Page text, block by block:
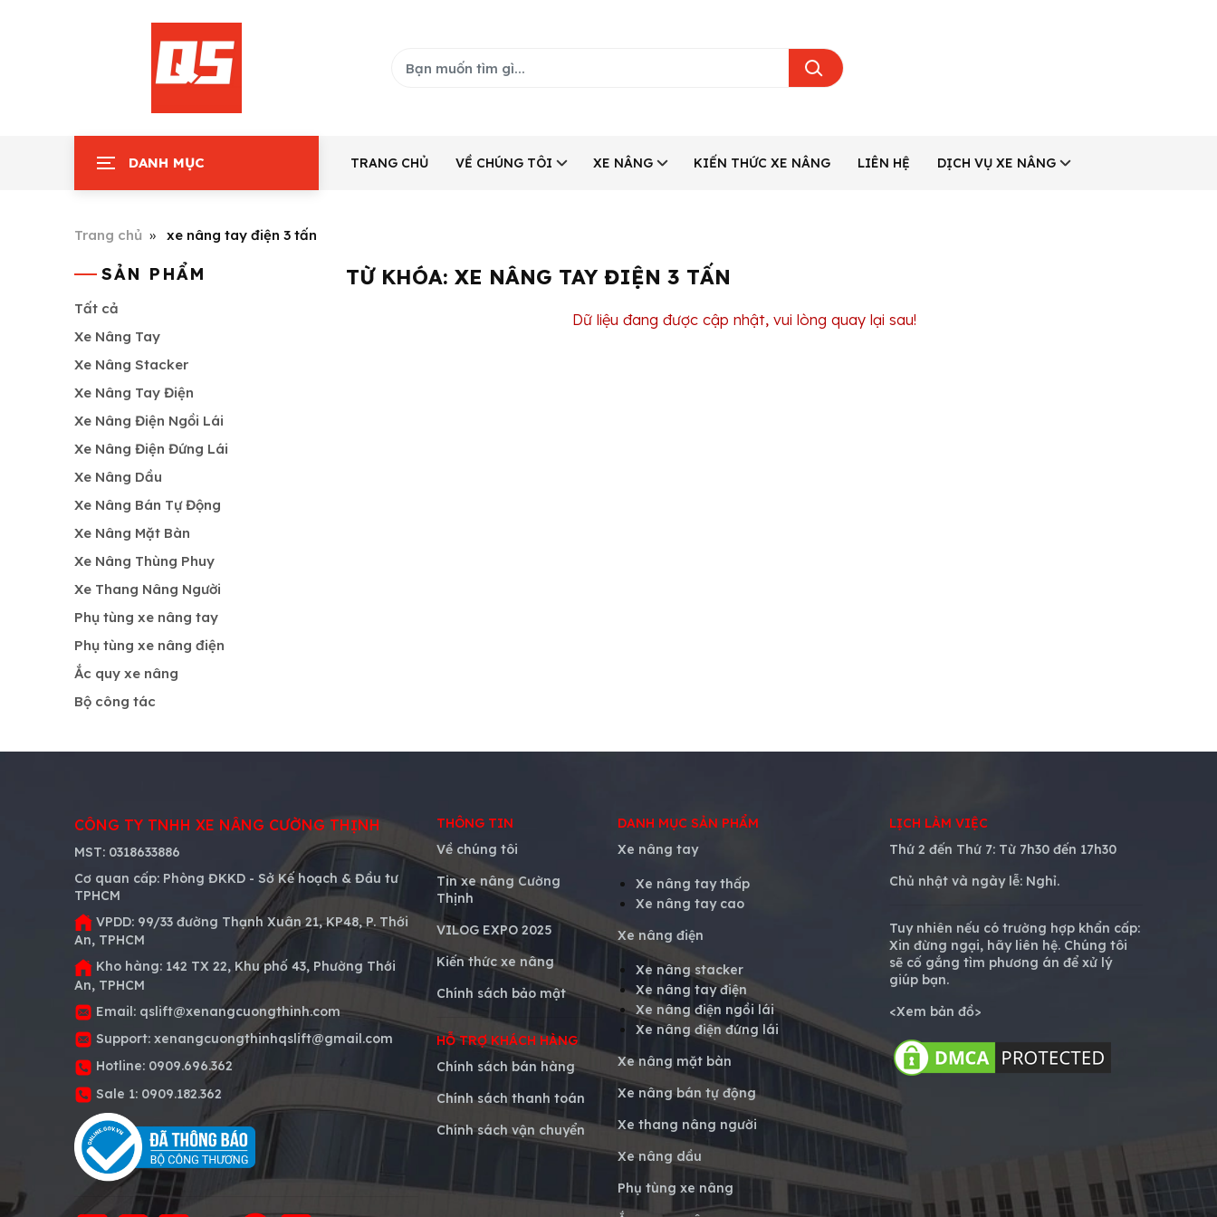
DANH MỤC TRANG CHỦ VỀ CHÚNG TÔI XE NÂNG KIẾN THỨC XE NÂNG LIÊN HỆ DỊCH VỤ XE NÂNG
Trang chủ xe nâng tay điện 3 tấn
SẢN PHẨM
Tất cả
Xe Nâng Tay
Xe Nâng Stacker
Xe Nâng Tay Điện
Xe Nâng Điện Ngồi Lái
Xe Nâng Điện Đứng Lái
Xe Nâng Dầu
Xe Nâng Bán Tự Động
Xe Nâng Mặt Bàn
Xe Nâng Thùng Phuy
Xe Thang Nâng Người
Phụ tùng xe nâng tay
Phụ tùng xe nâng điện
Ắc quy xe nâng
Bộ công tác
TỪ KHÓA: XE NÂNG TAY ĐIỆN 3 TẤN
Dữ liệu đang được cập nhật, vui lòng quay lại sau!
CÔNG TY TNHH XE NÂNG CƯỜNG THỊNH
MST: 0318633886
Cơ quan cấp: Phòng ĐKKD - Sở Kế hoạch & Đầu tư
TPHCM
VPDD: 99/33 đường Thạnh Xuân 21, KP48, P. Thới
An, TPHCM
Kho hàng: 142 TX 22, Khu phố 43, Phường Thới
An, TPHCM
Email: qslift@xenangcuongthinh.com
Support: xenangcuongthinhqslift@gmail.com
Hotline: 0909.696.362
Sale 1: 0909.182.362
THÔNG TIN
Về chúng tôi
Tin xe nâng Cường
Thịnh
VILOG EXPO 2025
Kiến thức xe nâng
Chính sách bảo mật
HỖ TRỢ KHÁCH HÀNG
Chính sách bán hàng
Chính sách thanh toán
Chính sách vận chuyển
DANH MỤC SẢN PHẨM
Xe nâng tay
Xe nâng tay thấp
Xe nâng tay cao
Xe nâng điện
Xe nâng stacker
Xe nâng tay điện
Xe nâng điện ngồi lái
Xe nâng điện đứng lái
Xe nâng mặt bàn
Xe nâng bán tự động
Xe thang nâng người
Xe nâng dầu
Phụ tùng xe nâng
LỊCH LÀM VIỆC
Thứ 2 đến Thứ 7: Từ 7h30 đến 17h30
Chủ nhật và ngày lễ: Nghỉ.
Tuy nhiên nếu có trường hợp khẩn cấp:
Xin đừng ngại, hãy liên hệ. Chúng tôi
sẽ cố gắng tìm phương án để xử lý
giúp bạn.
<Xem bản đồ>